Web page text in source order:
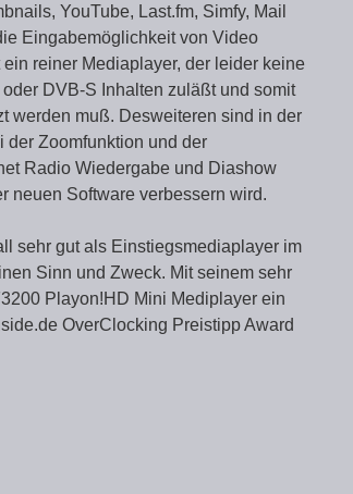
YouTube, Last.fm, Simfy, Mail
Eingabemöglichkeit von Video
reiner Mediaplayer, der leider keine
DVB-S Inhalten zuläßt und somit
werden muß. Desweiteren sind in der
der Zoomfunktion und der
Radio Wiedergabe und Diashow
neuen Software verbessern wird.
sehr gut als Einstiegsmediaplayer im
Sinn und Zweck. Mit seinem sehr
Playon!HD Mini Mediplayer ein
OverClocking Preistipp Award